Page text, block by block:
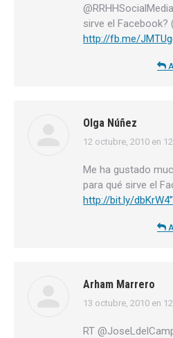
sirve el Facebook?
http://fb.me/
Olga Núñez
dice:
12 octubre, 2010 en
Me ha gustado
para qué sirve el
http://bit.ly/dbKrW4”
Arham Marrero
dice:
13 octubre, 2010 en
RT